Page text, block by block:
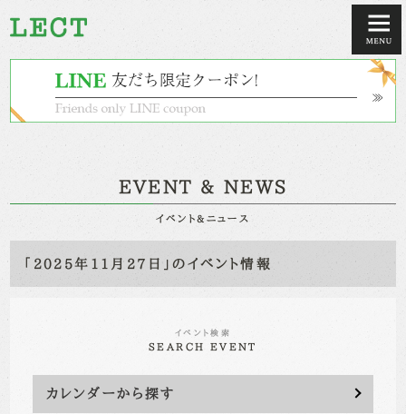
EVENT & NEWS
イベント&ニュース
「2025年11月27日」のイベント情報
イベント検索
SEARCH EVENT
カレンダーから探す